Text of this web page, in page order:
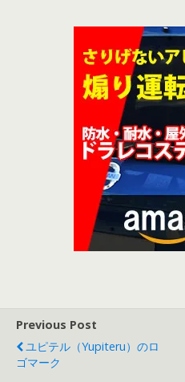
Previous Post
ユピテル（Yupiteru）のロ
ゴマーク